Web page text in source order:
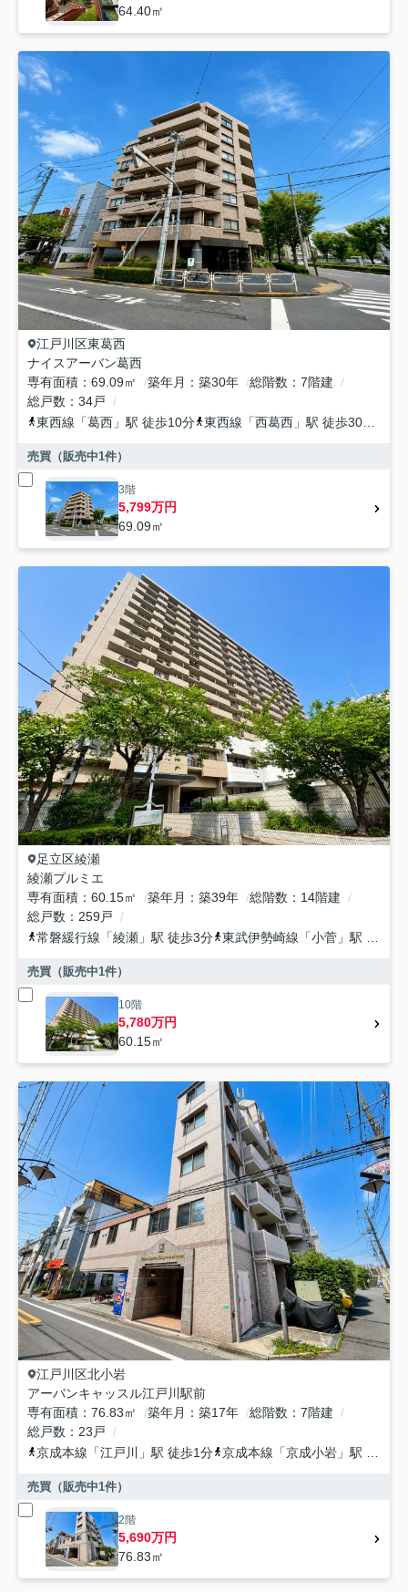
64.40㎡
江戸川区東葛西
ナイスアーバン葛西
専有面積
69.09㎡ 築年月 築30年 総階数
7階建
総戸数
34戸
東西線 「葛西 」駅 徒歩10分 東西線 「西葛西 」駅 徒歩30分
売買（販売中1件）
3階
5,799万円
69.09㎡
足立区綾瀬
綾瀬プルミエ
専有面積
60.15㎡ 築年月 築39年 総階数
14階建
総戸数
259戸
常磐緩行線 「綾瀬 」駅 徒歩3分 東武伊勢崎線 「小菅 」駅 徒歩12分
売買（販売中1件）
10階
5,780万円
60.15㎡
江戸川区北小岩
アーバンキャッスル江戸川駅前
専有面積
76.83㎡ 築年月 築17年 総階数
7階建
総戸数
23戸
京成本線 「江戸川 」駅 徒歩1分 京成本線 「京成小岩 」駅 徒歩17分
売買（販売中1件）
2階
5,690万円
76.83㎡